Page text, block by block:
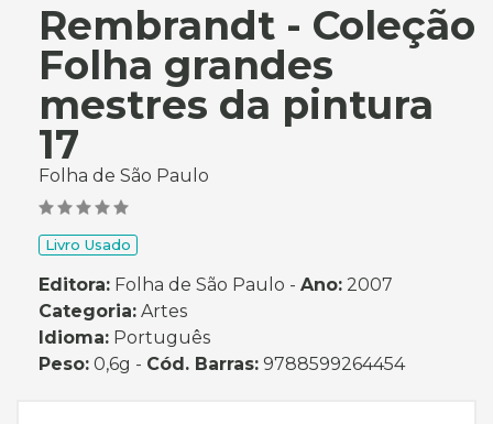
Rembrandt - Coleção
Folha grandes
mestres da pintura
17
Folha de São Paulo
Livro Usado
Editora: Folha de São Paulo - Ano: 2007
Categoria: Artes
Idioma: Português
Peso: 0,6g - Cód. Barras: 9788599264454